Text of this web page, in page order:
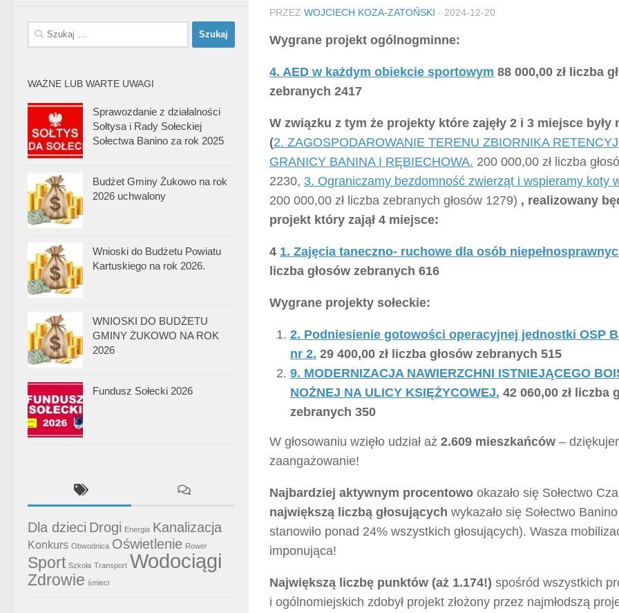
PRZEZ WOJCIECH KOZA-ZATOŃSKI · 2024-12-20
Wygrane projekt ogólnogminne:
4. AED w każdym obiekcie sportowym 88 000,00 zł liczba
zebranych 2417
W związku z tym że projekty które zajęły 2 i 3 miejsce były
(2. ZAGOSPODAROWANIE TERENU ZBIORNIKA
GRANICY BANINA I RĘBIECHOWA. 200 000,00 zł liczba
2230, 3. Ograniczamy bezdomność zwierząt i wspieramy koty
200 000,00 zł liczba zebranych głosów 1279) , realizowany
projekt który zajął 4 miejsce:
4 1. Zajęcia taneczno- ruchowe dla osób
liczba głosów zebranych 616
Wygrane projekty sołeckie:
2. Podniesienie gotowości operacyjnej jednostki OSP
nr 2. 29 400,00 zł liczba głosów zebranych 515
9. MODERNIZACJA NAWIERZCHNI ISTNIEJĄCEGO
NOŻNEJ NA ULICY KSIĘŻYCOWEJ. 42 060,00 zł liczba
zebranych 350
W głosowaniu wzięło udział aż 2.609 mieszkańców –
zaangażowanie!
Najbardziej aktywnym procentowo okazało się Sołectwo
największą liczbą głosujących wykazało się Sołectwo
stanowiło ponad 24% wszystkich głosujących). Wasza
imponująca!
Największą liczbę punktów (aż 1.174!) spośród wszystkich
i ogólnomiejskich zdobył projekt złożony przez najmłodszą
Szukaj:
WAŻNE LUB WARTE UWAGI
Sprawozdanie z działalności
Sołtysa i Rady Sołeckiej
Sołectwa Banino za rok 2025
Budżet Gminy Żukowo na rok
2026 uchwalony
Wnioski do Budżetu Powiatu
Kartuskiego na rok 2026.
WNIOSKI DO BUDŻETU
GMINY ŻUKOWO NA ROK
2026
Fundusz Sołecki 2026
Dla dzieci Drogi Energia Kanalizacja
Konkurs Obwodnica Oświetlenie Rower
Sport Szkoła Transport Wodociągi
Zdrowie śmieci